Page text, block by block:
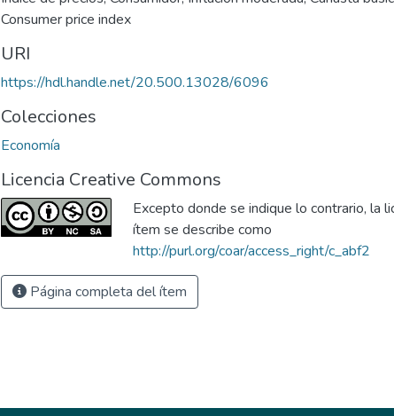
Consumer price index
URI
https://hdl.handle.net/20.500.13028/6096
Colecciones
Economía
Licencia Creative Commons
Excepto donde se indique lo contrario, la
ítem se describe como
http://purl.org/coar/access_right/c_abf2
Página completa del ítem